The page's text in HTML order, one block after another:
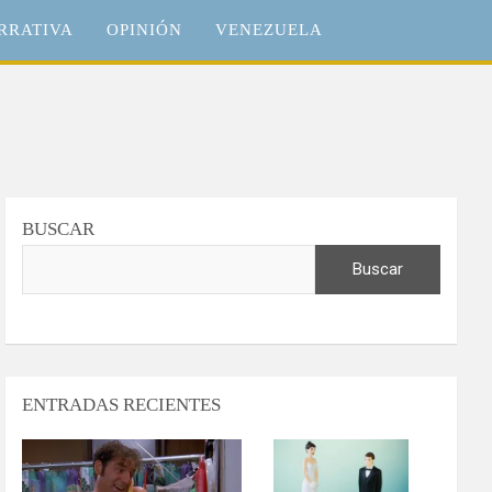
OPINIÓN VENEZUELA
BUSCAR
Buscar
ENTRADAS RECIENTES